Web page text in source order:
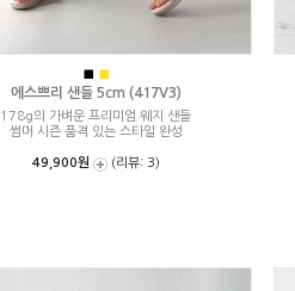
■ ■
에스쁘리 샌들 5cm (417V3)
178g의 가벼운 프리미엄 웨지 샌들
썸머 시즌 품격 있는 스타일 완성
49,900원 (리뷰: 3)